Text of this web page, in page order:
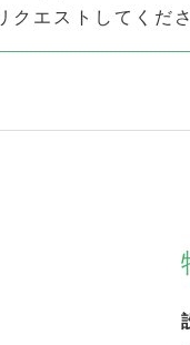
クエストしてくださ